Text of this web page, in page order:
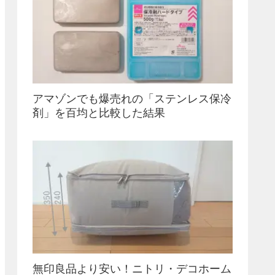
アマゾンでも爆売れの「ステンレス保冷
剤」を百均と比較した結果
無印良品より安い！ニトリ・デコホーム